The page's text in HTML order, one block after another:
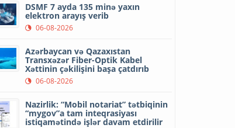
DSMF 7 ayda 135 minə yaxın
elektron arayış verib
06-08-2026
Azərbaycan və Qazaxıstan
Transxəzər Fiber-Optik Kabel
Xəttinin çəkilişini başa çatdırıb
06-08-2026
Nazirlik: “Mobil notariat” tətbiqinin
“mygov”a tam inteqrasiyası
istiqamətində işlər davam etdirilir